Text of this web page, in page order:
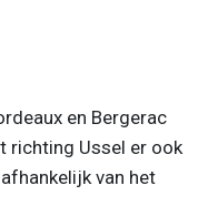
en Bergerac
richting Ussel er ook
van het